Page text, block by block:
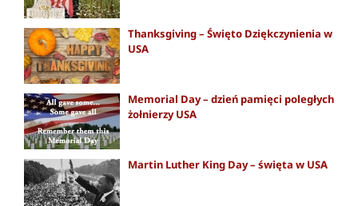
Thanksgiving – Święto Dziękczynienia w
USA
Memorial Day – dzień pamięci poległych
żołnierzy USA
Martin Luther King Day – święta w USA